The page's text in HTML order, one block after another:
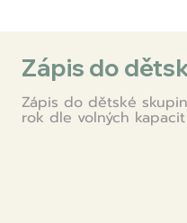
Zápis do dětské
rok dle volných
Zápis do